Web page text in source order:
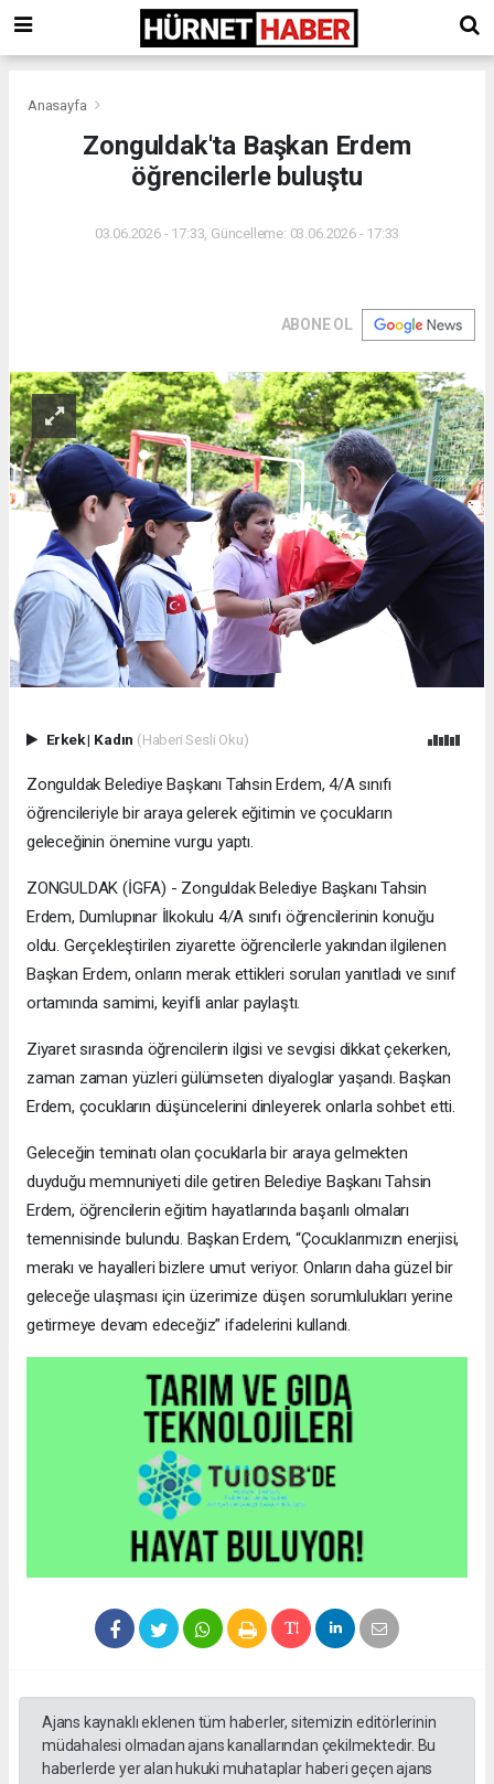
Anasayfa
Zonguldak'ta Başkan Erdem
öğrencilerle buluştu
03.06.2026 - 17:33, Güncelleme: 03.06.2026 - 17:33
ABONE OL
Erkek| Kadın (Haberi Sesli Oku)
Zonguldak Belediye Başkanı Tahsin Erdem, 4/A sınıfı
öğrencileriyle bir araya gelerek eğitimin ve çocukların
geleceğinin önemine vurgu yaptı.
ZONGULDAK (İGFA) - Zonguldak Belediye Başkanı Tahsin
Erdem, Dumlupınar İlkokulu 4/A sınıfı öğrencilerinin konuğu
oldu. Gerçekleştirilen ziyarette öğrencilerle yakından ilgilenen
Başkan Erdem, onların merak ettikleri soruları yanıtladı ve sınıf
ortamında samimi, keyifli anlar paylaştı.
Ziyaret sırasında öğrencilerin ilgisi ve sevgisi dikkat çekerken,
zaman zaman yüzleri gülümseten diyaloglar yaşandı. Başkan
Erdem, çocukların düşüncelerini dinleyerek onlarla sohbet etti.
Geleceğin teminatı olan çocuklarla bir araya gelmekten
duyduğu memnuniyeti dile getiren Belediye Başkanı Tahsin
Erdem, öğrencilerin eğitim hayatlarında başarılı olmaları
temennisinde bulundu. Başkan Erdem, “Çocuklarımızın enerjisi,
merakı ve hayalleri bizlere umut veriyor. Onların daha güzel bir
geleceğe ulaşması için üzerimize düşen sorumlulukları yerine
getirmeye devam edeceğiz” ifadelerini kullandı.
Ajans kaynaklı eklenen tüm haberler, sitemizin editörlerinin
müdahalesi olmadan ajans kanallarından çekilmektedir. Bu
haberlerde yer alan hukuki muhataplar haberi geçen ajans